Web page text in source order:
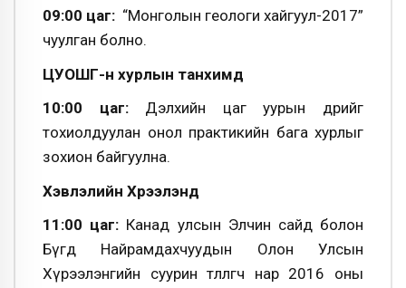
09:00 цаг: “Монголын геологи хайгуул-2017”
чуулган болно.
ЦУОШГ-н хурлын танхимд
10:00 цаг:Дэлхийн цаг уурын өдрийг
тохиолдуулан онол практикийн бага хурлыг
зохион байгуулна.
Хэвлэлийн Хүрээлэнд
11:00 цаг: Канад улсын Элчин сайд болон
Бүгд Найрамдахчуудын Олон Улсын
Хүрээлэнгийн суурин төлөөлөгч нар 2016 оны